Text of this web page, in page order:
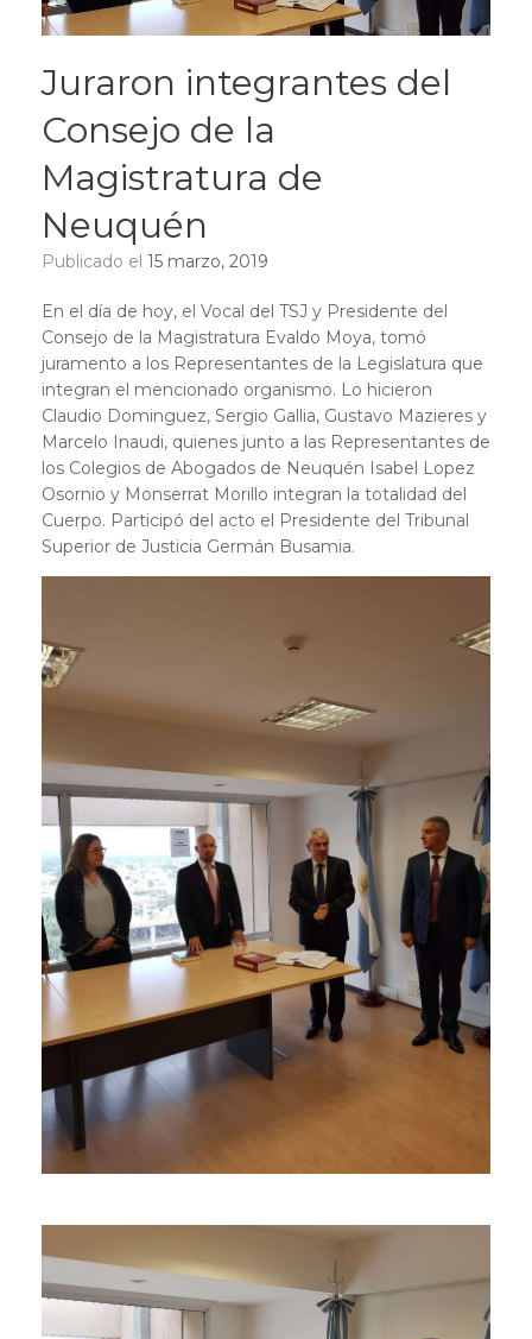
Juraron integrantes del
Consejo de la
Magistratura de
Neuquén
Publicado el 15 marzo, 2019
En el día de hoy, el Vocal del TSJ y Presidente del
Consejo de la Magistratura Evaldo Moya, tomó
juramento a los Representantes de la Legislatura que
integran el mencionado organismo. Lo hicieron
Claudio Dominguez, Sergio Gallia, Gustavo Mazieres y
Marcelo Inaudi, quienes junto a las Representantes de
los Colegios de Abogados de Neuquén Isabel Lopez
Osornio y Monserrat Morillo integran la totalidad del
Cuerpo. Participó del acto el Presidente del Tribunal
Superior de Justicia Germán Busamia.